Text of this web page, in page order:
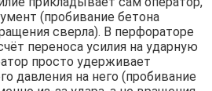
(пробивание бетона
сверла). В перфораторе
переноса усилия на ударную
просто удерживает
давления на него (пробивание